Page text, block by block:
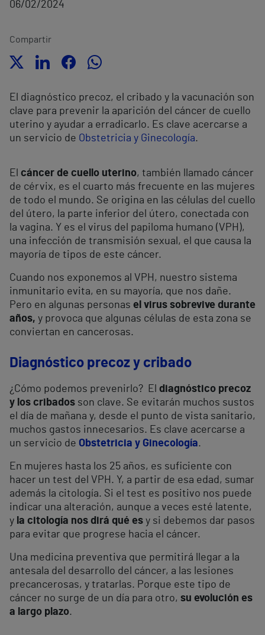
06/02/2024
Compartir
El diagnóstico precoz, el cribado y la vacunación son
clave para prevenir la aparición del cáncer de cuello
uterino y ayudar a erradicarlo. Es clave acercarse a
un servicio de Obstetricia y Ginecología.
El cáncer de cuello uterino, también llamado cáncer
de cérvix, es el cuarto más frecuente en las mujeres
de todo el mundo. Se origina en las células del cuello
del útero, la parte inferior del útero, conectada con
la vagina. Y es el virus del papiloma humano (VPH),
una infección de transmisión sexual, el que causa la
mayoría de tipos de este cáncer.
Cuando nos exponemos al VPH, nuestro sistema
inmunitario evita, en su mayoría, que nos dañe.
Pero en algunas personas el virus sobrevive durante
años, y provoca que algunas células de esta zona se
conviertan en cancerosas.
Diagnóstico precoz y cribado
¿Cómo podemos prevenirlo? El diagnóstico precoz
y los cribados son clave. Se evitarán muchos sustos
el día de mañana y, desde el punto de vista sanitario,
muchos gastos innecesarios. Es clave acercarse a
un servicio de Obstetricia y Ginecología.
En mujeres hasta los 25 años, es suficiente con
hacer un test del VPH. Y, a partir de esa edad, sumar
además la citología. Si el test es positivo nos puede
indicar una alteración, aunque a veces esté latente,
y la citología nos dirá qué es y si debemos dar pasos
para evitar que progrese hacia el cáncer.
Una medicina preventiva que permitirá llegar a la
antesala del desarrollo del cáncer, a las lesiones
precancerosas, y tratarlas. Porque este tipo de
cáncer no surge de un día para otro, su evolución es
a largo plazo.